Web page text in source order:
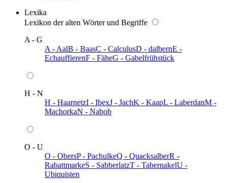
Lexika
Lexikon der alten Wörter und Begriffe
A - G
A - AalB - BaasC - CalculusD - dalbernE -
EchauffierenF - FäheG - Gabelfrühstück
H - N
H - HaarnetzI - IbexJ - JachK - KaapL - LaberdanM -
MachorkaN - Nabob
O - U
O - ObersP - PachulkeQ - QuacksalberR -
RabattmarkeS - SabberlatzT - TabernakelU -
Ubiquisten